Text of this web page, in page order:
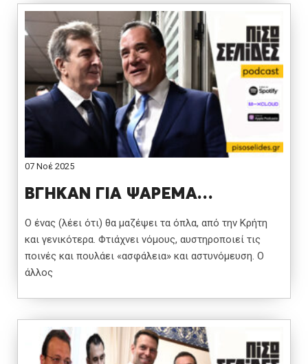
07 Νοέ 2025
ΒΓΗΚΑΝ ΓΙΑ ΨΑΡΕΜΑ…
Ο ένας (λέει ότι) θα μαζέψει τα όπλα, από την Κρήτη
και γενικότερα. Φτιάχνει νόμους, αυστηροποιεί τις
ποινές και πουλάει «ασφάλεια» και αστυνόμευση. Ο
άλλος